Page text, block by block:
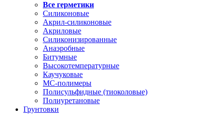
Все герметики
Силиконовые
Акрил-силиконовые
Акриловые
Силиконизированные
Анаэробные
Битумные
Высокотемпературные
Каучуковые
МС-полимеры
Полисульфидные (тиоколовые)
Полиуретановые
Грунтовки